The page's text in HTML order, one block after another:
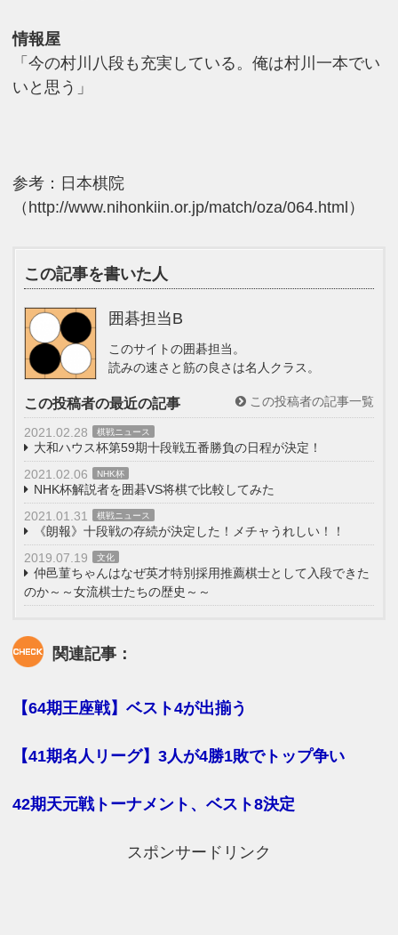
情報屋
「今の村川八段も充実している。俺は村川一本でい
いと思う」
参考：日本棋院
（http://www.nihonkiin.or.jp/match/oza/064.html）
この記事を書いた人
囲碁担当B
このサイトの囲碁担当。
読みの速さと筋の良さは名人クラス。
この投稿者の最近の記事 この投稿者の記事一覧
2021.02.28 棋戦ニュース
大和ハウス杯第59期十段戦五番勝負の日程が決定！
2021.02.06
NHK杯
NHK杯解説者を囲碁VS将棋で比較してみた
2021.01.31
棋戦ニュース
《朗報》十段戦の存続が決定した！メチャうれしい！！
2019.07.19
文化
仲邑菫ちゃんはなぜ英才特別採用推薦棋士として入段できた
のか～～女流棋士たちの歴史～～
関連記事：
【64期王座戦】ベスト4が出揃う
【41期名人リーグ】3人が4勝1敗でトップ争い
42期天元戦トーナメント、ベスト8決定
スポンサードリンク